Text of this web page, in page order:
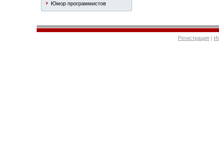
Юмор программистов
Регистрация |